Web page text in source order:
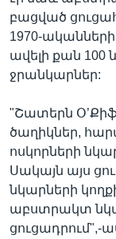
բացված
1970-
ավելի քան 100
ջրանկարներ:
"Շատերն
ծաղիկներ,
ոսկորների
Սակայն այս
նկարների
աբստրակտ
ցուցադրում",-